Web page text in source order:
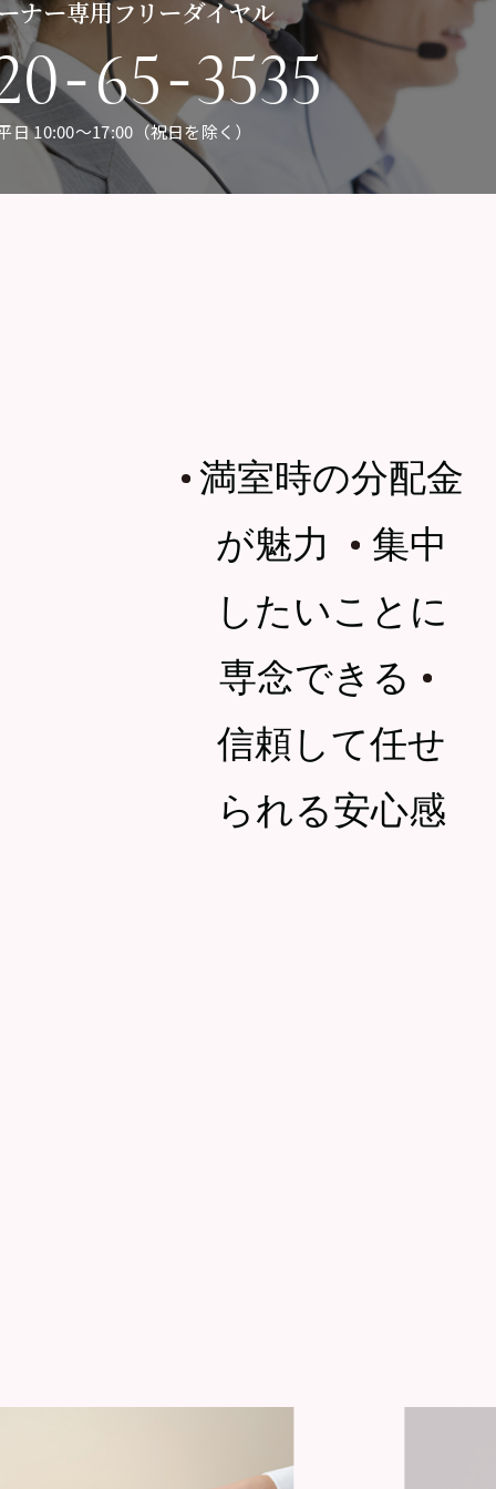
ナー専用フリーダイヤル
-65-3535
日 10:00〜17:00（祝日を除く）
・満室時の分配金
が魅力 ・集中
したいことに
専念できる ・
信頼して任せ
られる安心感